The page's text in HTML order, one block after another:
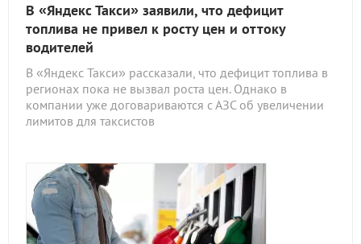
В «Яндекс Такси» заявили, что дефицит
топлива не привел к росту цен и оттоку
водителей
В «Яндекс Такси» рассказали, что дефицит топлива в
регионах пока не вызвал роста цен. Однако в
компании уже договариваются с АЗС об увеличении
лимитов для таксистов